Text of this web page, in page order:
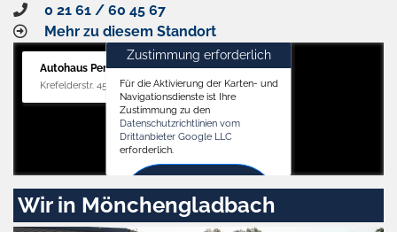
0 21 61 / 60 45 67
Mehr zu diesem Standort
Autohaus Penders (Verkauf)
Krefelderstr. 455, 41066 Mönchengladbach
Zustimmung erforderlich
Für die Aktivierung der Karten- und
Navigationsdienste ist Ihre
Zustimmung zu den
Datenschutzrichtlinien vom
Drittanbieter Google LLC
erforderlich.
Zustimmen
und
aktivieren
Wir in Mönchengladbach